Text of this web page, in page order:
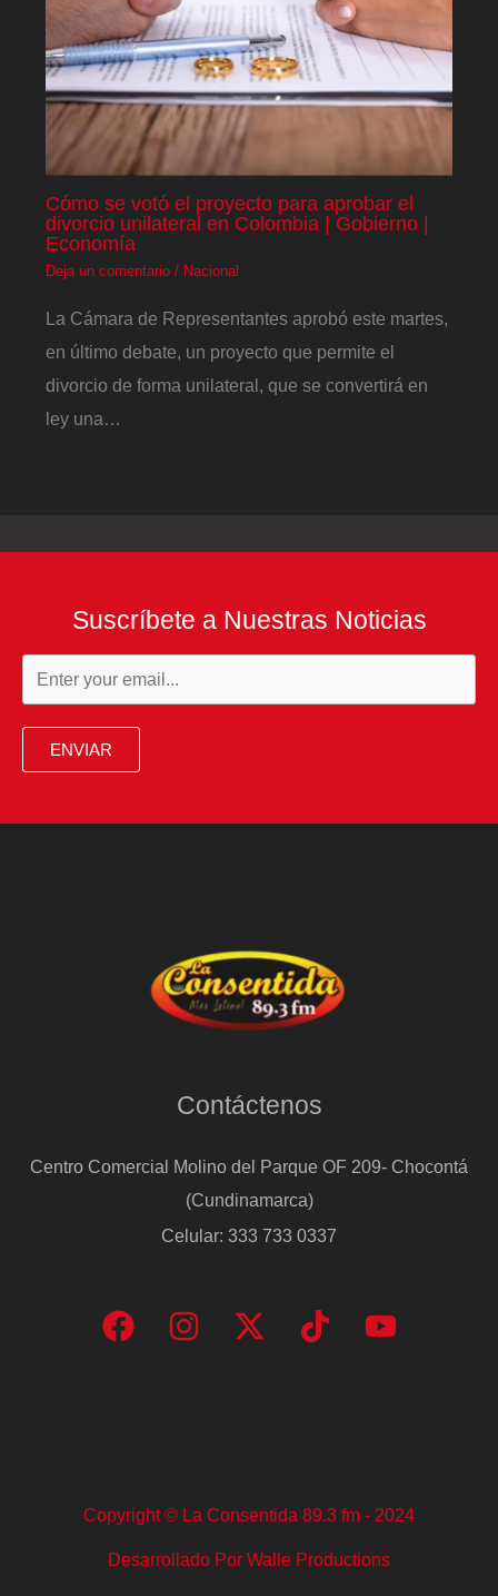
Cómo se votó el proyecto para aprobar el
divorcio unilateral en Colombia | Gobierno |
Economía
Deja un comentario / Nacional
La Cámara de Representantes aprobó este martes,
en último debate, un proyecto que permite el
divorcio de forma unilateral, que se convertirá en
ley una…
Suscríbete a Nuestras Noticias
ENVIAR
Contáctenos
Centro Comercial Molino del Parque OF 209- Chocontá
(Cundinamarca)
Celular: 333 733 0337
Copyright © La Consentida 89.3 fm - 2024
Desarrollado Por Walle Productions